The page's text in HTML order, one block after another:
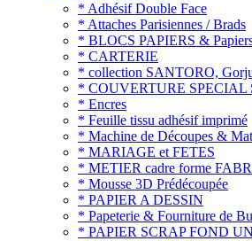
* Adhésif Double Face
* Attaches Parisiennes / Brads
* BLOCS PAPIERS &
* CARTERIE
* collection SANTORO,
* COUVERTURE SPECIAL
* Encres
* Feuille tissu adhésif imprimé
* Machine de Découpes &
* MARIAGE et FETES
* METIER cadre forme
* Mousse 3D Prédécoupée
* PAPIER A DESSIN
* Papeterie & Fourniture de
* PAPIER SCRAP FOND